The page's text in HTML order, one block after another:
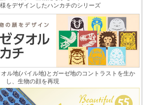
をデザインしたハンカチのシリーズ
ル地(パイル地)とガーゼ地のコントラストを生か
し、生物の顔を再現